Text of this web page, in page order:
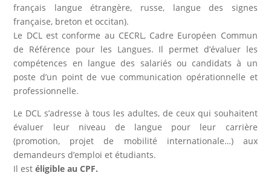
français langue étrangère, russe, langue des signes
française, breton et occitan).
Le DCL est conforme au CECRL, Cadre Européen Commun
de Référence pour les Langues. Il permet d’évaluer les
compétences en langue des salariés ou candidats à un
poste d’un point de vue communication opérationnelle et
professionnelle.
Le DCL s’adresse à tous les adultes, de ceux qui souhaitent
évaluer leur niveau de langue pour leur carrière
(promotion, projet de mobilité internationale…) aux
demandeurs d’emploi et étudiants.
Il estéligible au CPF.